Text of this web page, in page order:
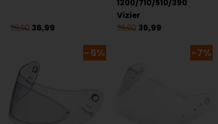
39,90 36,99
1200/710/510/390
Vizier
39,90 36,99
-5% -7%